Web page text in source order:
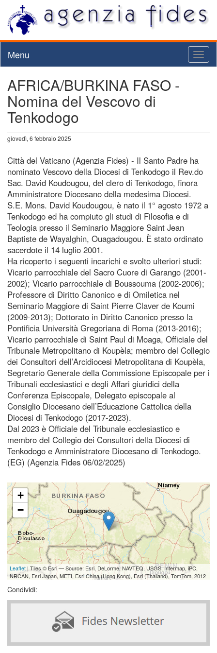
Menu
AFRICA/BURKINA FASO -
Nomina del Vescovo di
Tenkodogo
giovedì, 6 febbraio 2025
Città del Vaticano (Agenzia Fides) - Il Santo Padre ha
nominato Vescovo della Diocesi di Tenkodogo il Rev.do
Sac. David Koudougou, del clero di Tenkodogo, finora
Amministratore Diocesano della medesima Diocesi.
S.E. Mons. David Koudougou, è nato il 1° agosto 1972 a
Tenkodogo ed ha compiuto gli studi di Filosofia e di
Teologia presso il Seminario Maggiore Saint Jean
Baptiste de Wayalghin, Ouagadougou. È stato ordinato
sacerdote il 14 luglio 2001.
Ha ricoperto i seguenti incarichi e svolto ulteriori studi:
Vicario parrocchiale del Sacro Cuore di Garango (2001-
2002); Vicario parrocchiale di Boussouma (2002-2006);
Professore di Diritto Canonico e di Omiletica nel
Seminario Maggiore di Saint Pierre Claver de Koumi
(2009-2013); Dottorato in Diritto Canonico presso la
Pontificia Università Gregoriana di Roma (2013-2016);
Vicario parrocchiale di Saint Paul di Moaga, Officiale del
Tribunale Metropolitano di Koupèla; membro del Collegio
dei Consultori dell’Arcidiocesi Metropolitana di Koupèla,
Segretario Generale della Commissione Episcopale per i
Tribunali ecclesiastici e degli Affari giuridici della
Conferenza Episcopale, Delegato episcopale al
Consiglio Diocesano dell’Educazione Cattolica della
Diocesi di Tenkodogo (2017-2023).
Dal 2023 è Officiale del Tribunale ecclesiastico e
membro del Collegio dei Consultori della Diocesi di
Tenkodogo e Amministratore Diocesano di Tenkodogo.
(EG) (Agenzia Fides 06/02/2025)
+
−
Leaflet | Tiles © Esri — Source: Esri, DeLorme, NAVTEQ, USGS, Intermap, iPC,
NRCAN, Esri Japan, METI, Esri China (Hong Kong), Esri (Thailand), TomTom, 2012
Condividi: